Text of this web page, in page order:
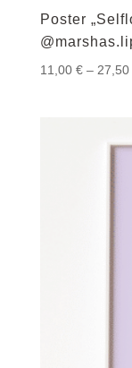
Poster
11,00 € – 27,50